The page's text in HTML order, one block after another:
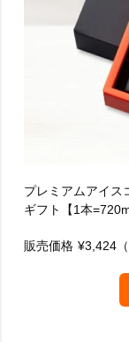
プレミアムアイス
ギフト【1本
販売価格 ¥3,424